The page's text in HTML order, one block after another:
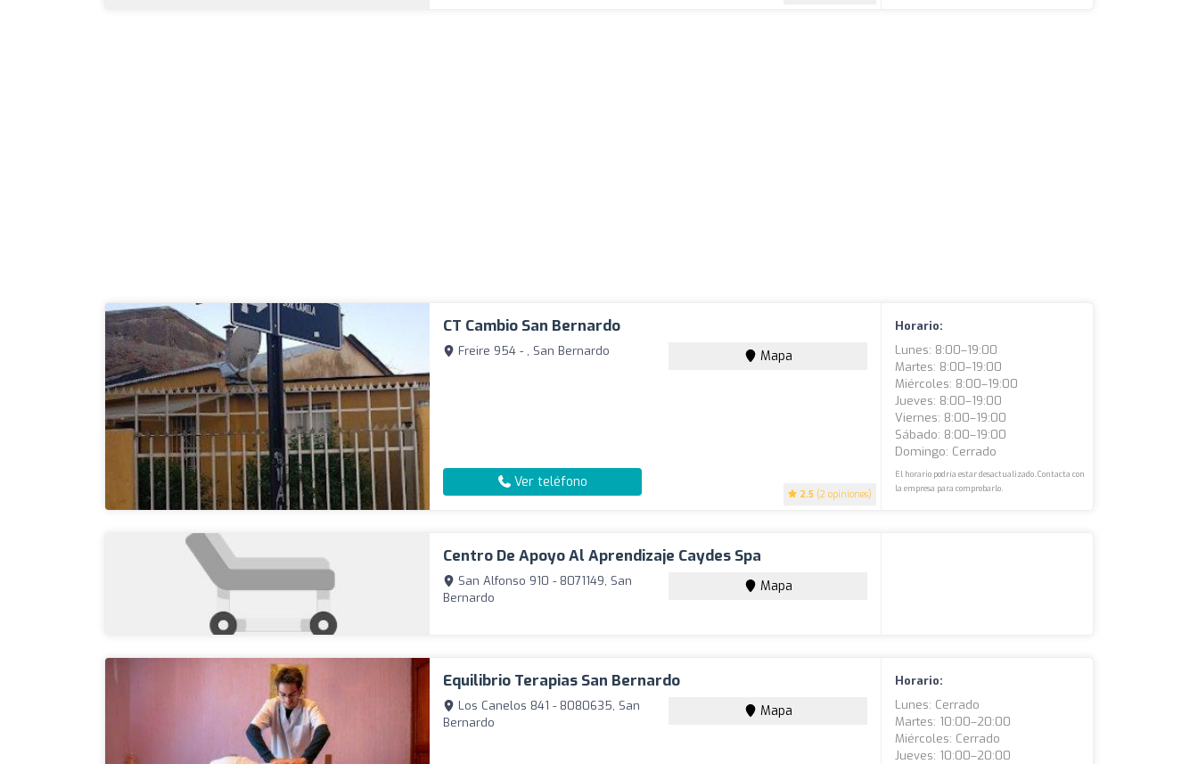
CT Cambio San Bernardo
2.5 (2 opiniones)
Freire 954 - , San Bernardo Mapa
Ver teléfono
Horario:
Lunes: 8:00–19:00
Martes: 8:00–19:00
Miércoles: 8:00–19:00
Jueves: 8:00–19:00
Viernes: 8:00–19:00
Sábado: 8:00–19:00
Domingo: Cerrado
El horario podría estar desactualizado. Contacta con
la empresa para comprobarlo.
Centro De Apoyo Al Aprendizaje Caydes Spa
San Alfonso 910 - 8071149, San
Bernardo
Mapa
Equilibrio Terapias San Bernardo
Los Canelos 841 - 8080635, San
Bernardo
Mapa
Horario:
Lunes: Cerrado
Martes: 10:00–20:00
Miércoles: Cerrado
Jueves: 10:00–20:00